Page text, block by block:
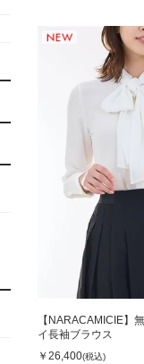
【NARACAMICIE】
イ長袖ブラウス
￥26,400(税込)